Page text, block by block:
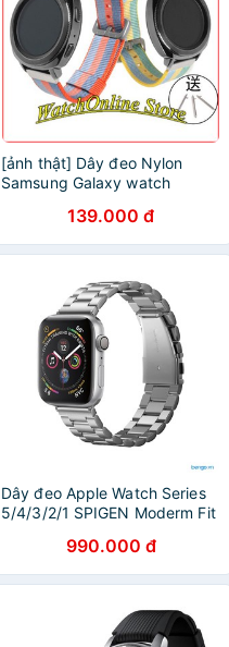
[ảnh thật] Dây đeo Nylon
Samsung Galaxy watch
139.000 đ
Dây đeo Apple Watch Series
5/4/3/2/1 SPIGEN Moderm Fit
990.000 đ